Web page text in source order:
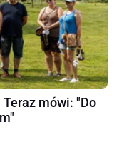
Teraz mówi: "Do